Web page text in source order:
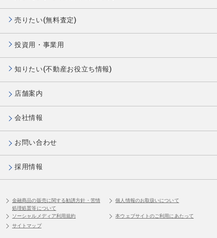
売りたい(無料査定)
投資用・事業用
知りたい(不動産お役立ち情報)
店舗案内
会社情報
お問い合わせ
採用情報
金融商品の販売に関する勧誘方針・苦情
処理処置等について
個人情報のお取扱いについて
ソーシャルメディア利用規約
本ウェブサイトのご利用にあたって
サイトマップ